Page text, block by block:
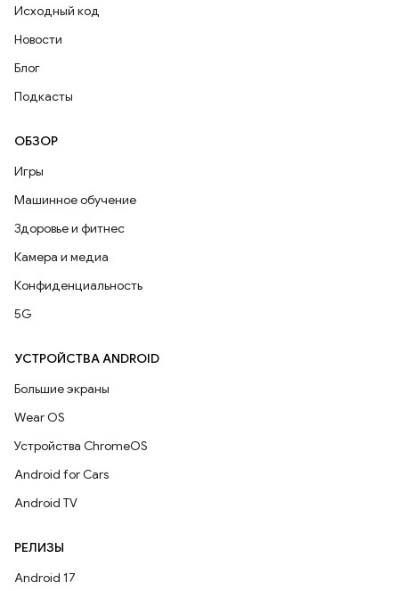
Исходный код
Новости
Блог
Подкасты
ОБЗОР
Игры
Машинное обучение
Здоровье и фитнес
Камера и медиа
Конфиденциальность
5G
УСТРОЙСТВА ANDROID
Большие экраны
Wear OS
Устройства ChromeOS
Android for Cars
Android TV
РЕЛИЗЫ
Android 17